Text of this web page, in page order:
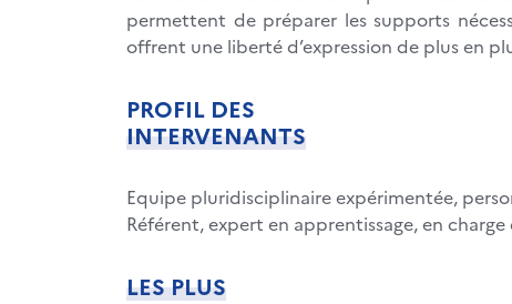
permettent de préparer les supports
offrent une liberté d’expression de plus en
PROFIL DES
INTERVENANTS
Equipe pluridisciplinaire expérimentée,
Référent, expert en apprentissage, en
LES PLUS